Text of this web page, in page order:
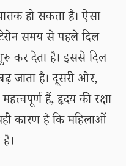
हो सकता है। ऐसा
समय से पहले दिल
कर देता है। इससे दिल
जाता है। दूसरी ओर,
हैं, हृदय की रक्षा
कारण है कि महिलाओं